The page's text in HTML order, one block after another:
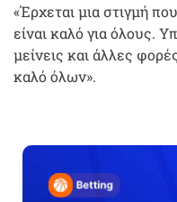
«Έρχεται μια στιγμή
είναι καλό για όλους.
μείνεις και άλλες
καλό όλων».